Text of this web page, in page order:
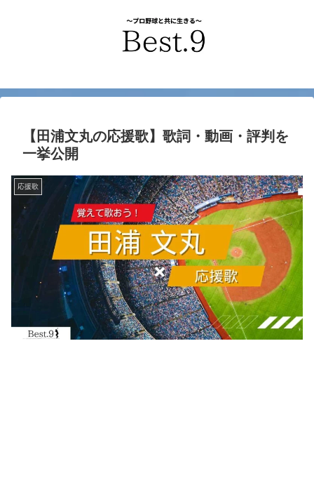
【田浦文丸の応援歌】歌詞・動画・評判を
一挙公開
応援歌